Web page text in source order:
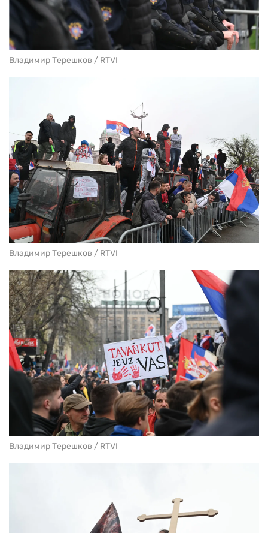
Владимир Терешков / RTVI
Владимир Терешков / RTVI
Владимир Терешков / RTVI